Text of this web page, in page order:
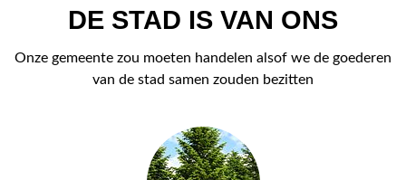
DE STAD IS VAN ONS
Onze gemeente zou moeten handelen alsof we de goederen
van de stad samen zouden bezitten